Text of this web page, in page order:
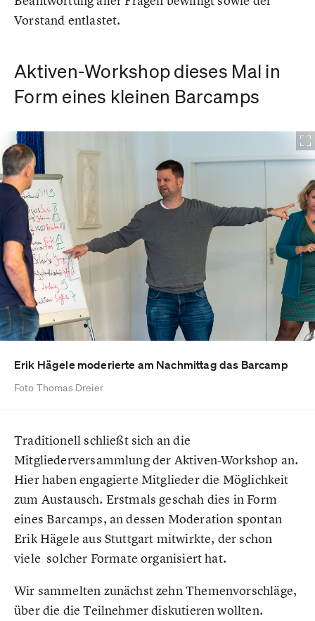
Vorstand entlastet.
Aktiven-Workshop dieses Mal in
Form eines kleinen Barcamps
Erik Hägele moderierte am Nachmittag das Barcamp
Foto Thomas Dreier
Traditionell schließt sich an die
Mitgliederversammlung der Aktiven-Workshop an.
Hier haben engagierte Mitglieder die Möglichkeit
zum Austausch. Erstmals geschah dies in Form
eines Barcamps, an dessen Moderation spontan
Erik Hägele aus Stuttgart mitwirkte, der schon
viele solcher Formate organisiert hat.
Wir sammelten zunächst zehn Themenvorschläge,
über die die Teilnehmer diskutieren wollten.